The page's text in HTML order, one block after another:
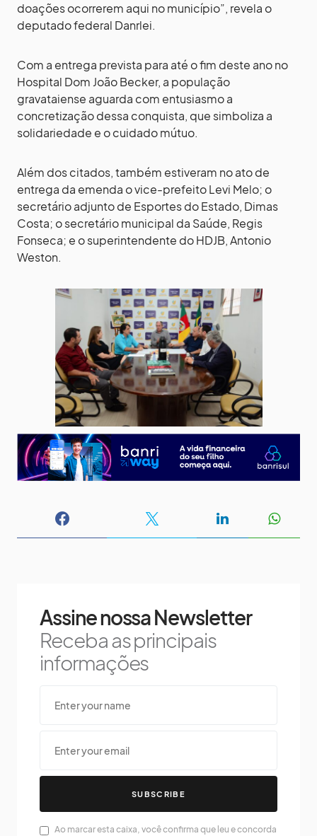
doações ocorrerem aqui no município”, revela o
deputado federal Danrlei.
Com a entrega prevista para até o fim deste ano no
Hospital Dom João Becker, a população
gravataiense aguarda com entusiasmo a
concretização dessa conquista, que simboliza a
solidariedade e o cuidado mútuo.
Além dos citados, também estiveram no ato de
entrega da emenda o vice-prefeito Levi Melo; o
secretário adjunto de Esportes do Estado, Dimas
Costa; o secretário municipal da Saúde, Regis
Fonseca; e o superintendente do HDJB, Antonio
Weston.
Assine nossa Newsletter
Receba as principais
informações
SUBSCRIBE
Ao marcar esta caixa, você confirma que leu e concorda